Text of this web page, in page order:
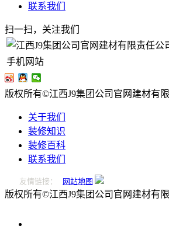
联系我们
扫一扫，关注我们
手机网站
版权所有©江西J9集团公司官网建材有
关于我们
装修知识
装修百科
联系我们
友情链接： 网站地图
版权所有©江西J9集团公司官网建材有